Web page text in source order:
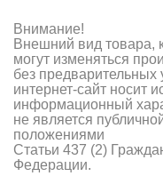
Зарядные устройства и
Двигатели
Технические жидкости
Оптовая продажа
Внимание!
Внешний вид товара,
могут изменяться
без
интернет-сайт носит
информационный
не является
положениями
Статьи 437 (2)
Федерации.